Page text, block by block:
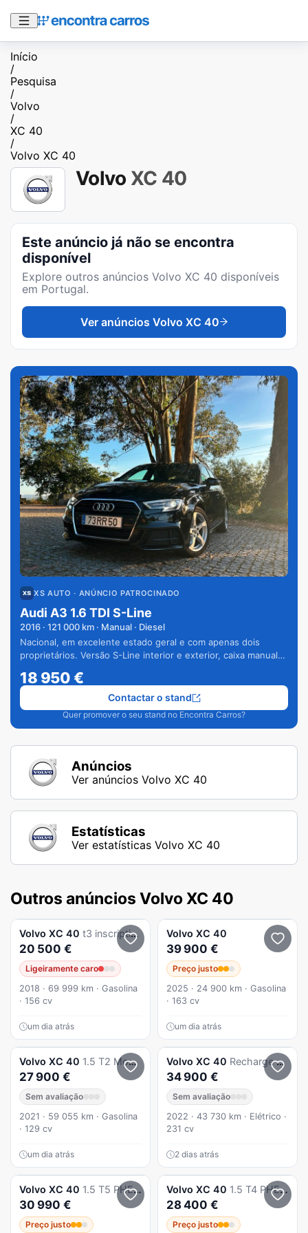
Início
/
Pesquisa
/
Volvo
/
XC 40
/
Volvo XC 40
Volvo XC 40
Este anúncio já não se encontra
disponível
Explore outros anúncios Volvo XC 40 disponíveis
em Portugal.
Ver anúncios Volvo XC 40
XS AUTO · ANÚNCIO PATROCINADO
Audi A3 1.6 TDI S-Line
2016 · 121 000 km · Manual · Diesel
Nacional, em excelente estado geral e com apenas dois
proprietários. Versão S-Line interior e exterior, caixa manual
18 950€
Quer promover o seu stand no Encontra Carros?
Contactar o stand
Anúncios
Ver anúncios Volvo XC 40
Estatísticas
Ver estatísticas Volvo XC 40
Outros anúncios Volvo XC 40
Volvo XC 40 t3 inscription
20 500 €
Ligeiramente caro
2018 · 69 999 km · Gasolina
· 156 cv
um dia atrás
Volvo XC 40
39 900 €
Preço justo
2025 · 24 900 km · Gasolina
· 163 cv
um dia atrás
Volvo XC 40 1.5 T2 Momentum Plus
27 900 €
Sem avaliação
2021 · 59 055 km · Gasolina
· 129 cv
um dia atrás
Volvo XC 40 Recharge Ultimate
34 900 €
Sem avaliação
2022 · 43 730 km · Elétrico ·
231 cv
2 dias atrás
Volvo XC 40 1.5 T5 PHEV Inscription
30 990 €
Preço justo
Volvo XC 40 1.5 T4 PHEV Core
28 400 €
Preço justo